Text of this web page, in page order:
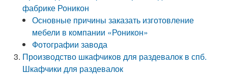
фабрике Роникон
Основные причины заказать изготовление
мебели в компании «Роникон»
Фотографии завода
Производство шкафчиков для раздевалок в спб.
Шкафчики для раздевалок